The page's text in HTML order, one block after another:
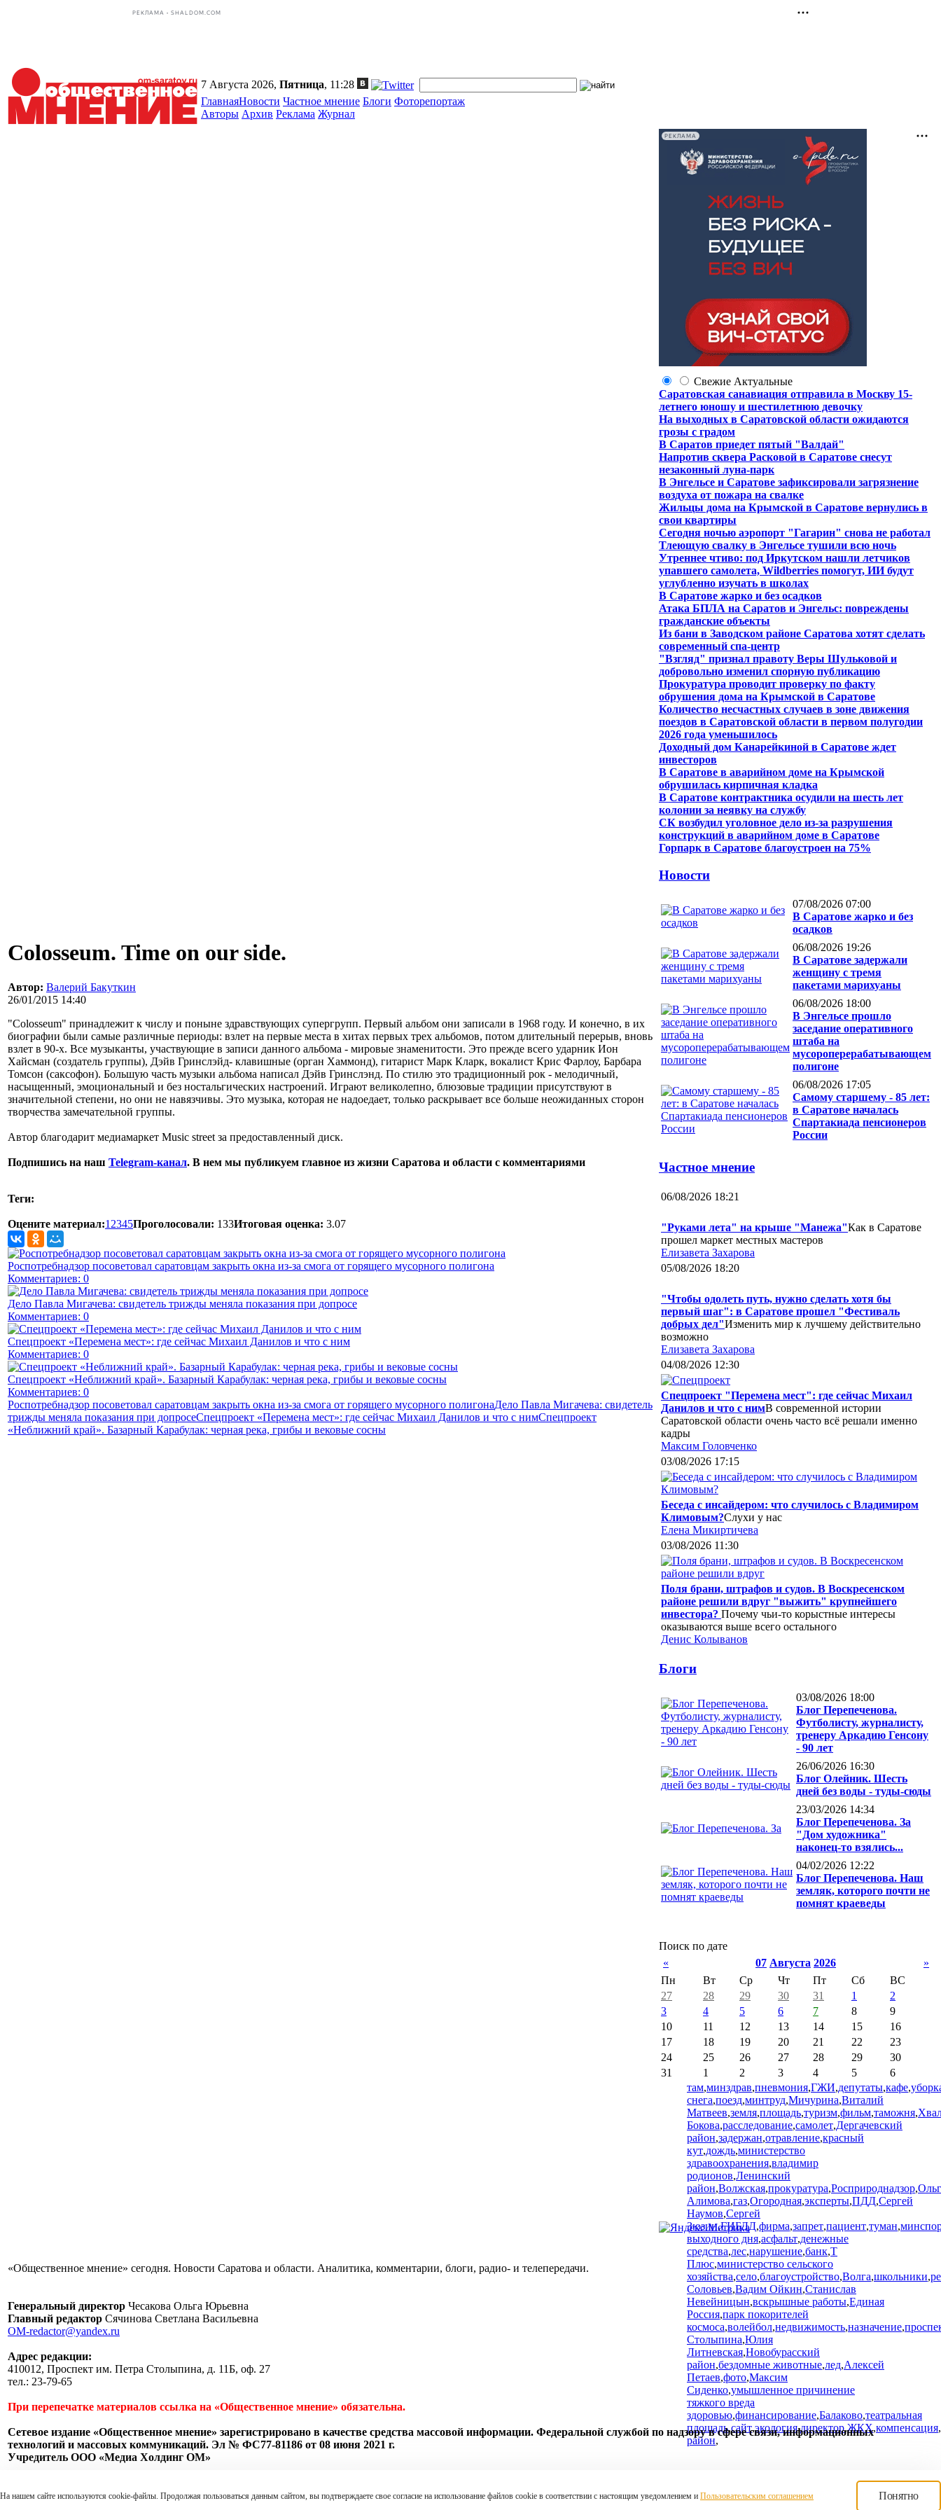
РЕКЛАМА • SHALDOM.COM
7 Августа 2026, Пятница, 11:28
ГлавнаяНовости Частное мнение Блоги Фоторепортаж
Авторы Архив Реклама Журнал
Colosseum. Time on our side.
Автор: Валерий Бакуткин
26/01/2015 14:40
"Colosseum" принадлежит к числу и поныне здравствующих супергрупп. Первый альбом они записали в 1968 году. И конечно, в их
биографии были самые различные периоды: взлет на первые места в хитах первых трех альбомов, потом длительный перерыв, вновь
взлет в 90-х. Все музыканты, участвующие в записи данного альбома - мировые знаменитости. Это прежде всего ударник Ион
Хайсман (создатель группы), Дэйв Гринслэйд- клавишные (орган Хаммонд), гитарист Марк Кларк, вокалист Крис Фарлоу, Барбара
Томсон (саксофон). Большую часть музыки альбома написал Дэйв Гринслэнд. По стилю это традиционный рок - мелодичный,
насыщенный, эмоциональный и без ностальгических настроений. Играют великолепно, блюзовые традиции присутствуют в
значительной степени, но они не навязчивы. Это музыка, которая не надоедает, только раскрывает все больше неожиданных сторон
творчества замечательной группы.
Автор благодарит медиамаркет Music street за предоставленный диск.
Подпишись на наш Telegram-канал. В нем мы публикуем главное из жизни Саратова и области с комментариями
Теги:
Оцените материал:1 2345Проголосовали: 133Итоговая оценка: 3.07
Роспотребнадзор посоветовал саратовцам закрыть окна из-за смога от горящего мусорного полигона
Комментариев: 0
Дело Павла Мигачева: свидетель трижды меняла показания при допросе
Комментариев: 0
Спецпроект «Перемена мест»: где сейчас Михаил Данилов и что с ним
Комментариев: 0
Спецпроект «Неближний край». Базарный Карабулак: черная река, грибы и вековые сосны
Комментариев: 0
Роспотребнадзор посоветовал саратовцам закрыть окна из-за смога от горящего мусорного полигонаДело Павла Мигачева: свидетель
трижды меняла показания при допросеСпецпроект «Перемена мест»: где сейчас Михаил Данилов и что с нимСпецпроект
«Неближний край». Базарный Карабулак: черная река, грибы и вековые сосны
РЕКЛАМА
Свежие Актуальные
Саратовская санавиация отправила в Москву 15-
летнего юношу и шестилетнюю девочку
На выходных в Саратовской области ожидаются
грозы с градом
В Саратов приедет пятый "Валдай"
Напротив сквера Расковой в Саратове снесут
незаконный луна-парк
В Энгельсе и Саратове зафиксировали загрязнение
воздуха от пожара на свалке
Жильцы дома на Крымской в Саратове вернулись в
свои квартиры
Сегодня ночью аэропорт "Гагарин" снова не работал
Тлеющую свалку в Энгельсе тушили всю ночь
Утреннее чтиво: под Иркутском нашли летчиков
упавшего самолета, Wildberries помогут, ИИ будут
углубленно изучать в школах
В Саратове жарко и без осадков
Атака БПЛА на Саратов и Энгельс: повреждены
гражданские объекты
Из бани в Заводском районе Саратова хотят сделать
современный спа-центр
"Взгляд" признал правоту Веры Шульковой и
добровольно изменил спорную публикацию
Прокуратура проводит проверку по факту
обрушения дома на Крымской в Саратове
Количество несчастных случаев в зоне движения
поездов в Саратовской области в первом полугодии
2026 года уменьшилось
Доходный дом Канарейкиной в Саратове ждет
инвесторов
В Саратове в аварийном доме на Крымской
обрушилась кирпичная кладка
В Саратове контрактника осудили на шесть лет
колонии за неявку на службу
СК возбудил уголовное дело из-за разрушения
конструкций в аварийном доме в Саратове
Горпарк в Саратове благоустроен на 75%
Новости
07/08/2026 07:00
В Саратове жарко и без
осадков
06/08/2026 19:26
В Саратове задержали
женщину с тремя
пакетами марихуаны
06/08/2026 18:00
В Энгельсе прошло
заседание оперативного
штаба на
мусороперерабатывающем
полигоне
06/08/2026 17:05
Самому старшему - 85 лет:
в Саратове началась
Спартакиада пенсионеров
России
Частное мнение
06/08/2026 18:21
"Руками лета" на крыше "Манежа"Как в Саратове
прошел маркет местных мастеров
Елизавета Захарова
05/08/2026 18:20
"Чтобы одолеть путь, нужно сделать хотя бы
первый шаг": в Саратове прошел "Фестиваль
добрых дел"Изменить мир к лучшему действительно
возможно
Елизавета Захарова
04/08/2026 12:30
Спецпроект "Перемена мест": где сейчас Михаил
Данилов и что с нимВ современной истории
Саратовской области очень часто всё решали именно
кадры
Максим Головченко
03/08/2026 17:15
Беседа с инсайдером: что случилось с Владимиром
Климовым?Слухи у нас
Елена Микиртичева
03/08/2026 11:30
Поля брани, штрафов и судов. В Воскресенском
районе решили вдруг "выжить" крупнейшего
инвестора? Почему чьи-то корыстные интересы
оказываются выше всего остального
Денис Колыванов
Блоги
03/08/2026 18:00
Блог Перепеченова.
Футболисту, журналисту,
тренеру Аркадию Генсону
- 90 лет
26/06/2026 16:30
Блог Олейник. Шесть
дней без воды - туды-сюды
23/03/2026 14:34
Блог Перепеченова. За
"Дом художника"
наконец-то взялись...
04/02/2026 12:22
Блог Перепеченова. Наш
земляк, которого почти не
помнят краеведы
Поиск по дате
«
07 Августа 2026
»
Пн
Вт Ср Чт Пт Сб
ВС
27
28 29 30 31 1
2
3
4 5 6 7 8
9
10
11 12 13 14 15
16
17
18 19 20 21 22
23
24
25 26 27 28 29
30
31
1 2 3 4 5
6
там,минздрав,пневмония,ГЖИ,депутаты,кафе,
снега,поезд,минтруд,Мичурина,Виталий
Матвеев,земля,площадь,туризм,фильм,таможня,
Бокова,расследование,самолет,Дергачевский
район,задержан,отравление,красный
кут,дождь,министерство
здравоохранения,владимир
родионов,Ленинский
район,Волжская,прокуратура,Росприроднадзор,
Алимова,газ,Огородная,эксперты,ПДД,Сергей
Наумов,Сергей
Зюзин,ГИБДД,фирма,запрет,пациент,туман,
выходного дня,асфальт,денежные
средства,лес,нарушение,банк,Т
Плюс,министерство сельского
хозяйства,село,благоустройство,Волга,школьники,
Соловьев,Вадим Ойкин,Станислав
Невейницын,вскрышные работы,Единая
Россия,парк покорителей
космоса,волейбол,недвижимость,назначение,
Столыпина,Юлия
Литневская,Новобурасский
район,бездомные животные,лед,Алексей
Петаев,фото,Максим
Сиденко,умышленное причинение
тяжкого вреда
здоровью,финансирование,Балаково,театральная
площадь,сайт,экология,директор,ЖКХ,компенсация,
район,
«Общественное мнение» сегодня. Новости Саратова и области. Аналитика, комментарии, блоги, радио- и телепередачи.
Генеральный директор Чесакова Ольга Юрьевна
Главный редактор Сячинова Светлана Васильевна
OM-redactor@yandex.ru
Адрес редакции:
410012, Проспект им. Петра Столыпина, д. 11Б, оф. 27
тел.: 23-79-65
При перепечатке материалов ссылка на «Общественное мнение» обязательна.
Сетевое издание «Общественное мнение» зарегистрировано в качестве средства массовой информации. Федеральной службой по надзору в сфере связи, информационных
технологий и массовых коммуникаций. Эл № ФС77-81186 от 08 июня 2021 г.
Учредитель ООО «Медиа Холдинг ОМ»
На нашем сайте используются cookie-файлы. Продолжая пользоваться данным сайтом, вы подтверждаете свое согласие на использование файлов cookie в соответствии с настоящим уведомлением и Пользовательским соглашением Понятно